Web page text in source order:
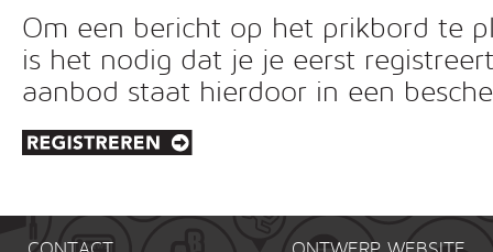
Om een bericht op het prikbord te
is het nodig dat je je eerst
aanbod staat hierdoor in een